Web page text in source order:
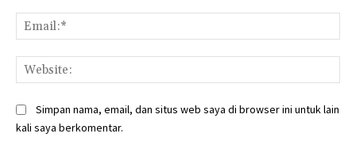
Simpan nama, email, dan situs web saya di browser ini untuk lain
kali saya berkomentar.